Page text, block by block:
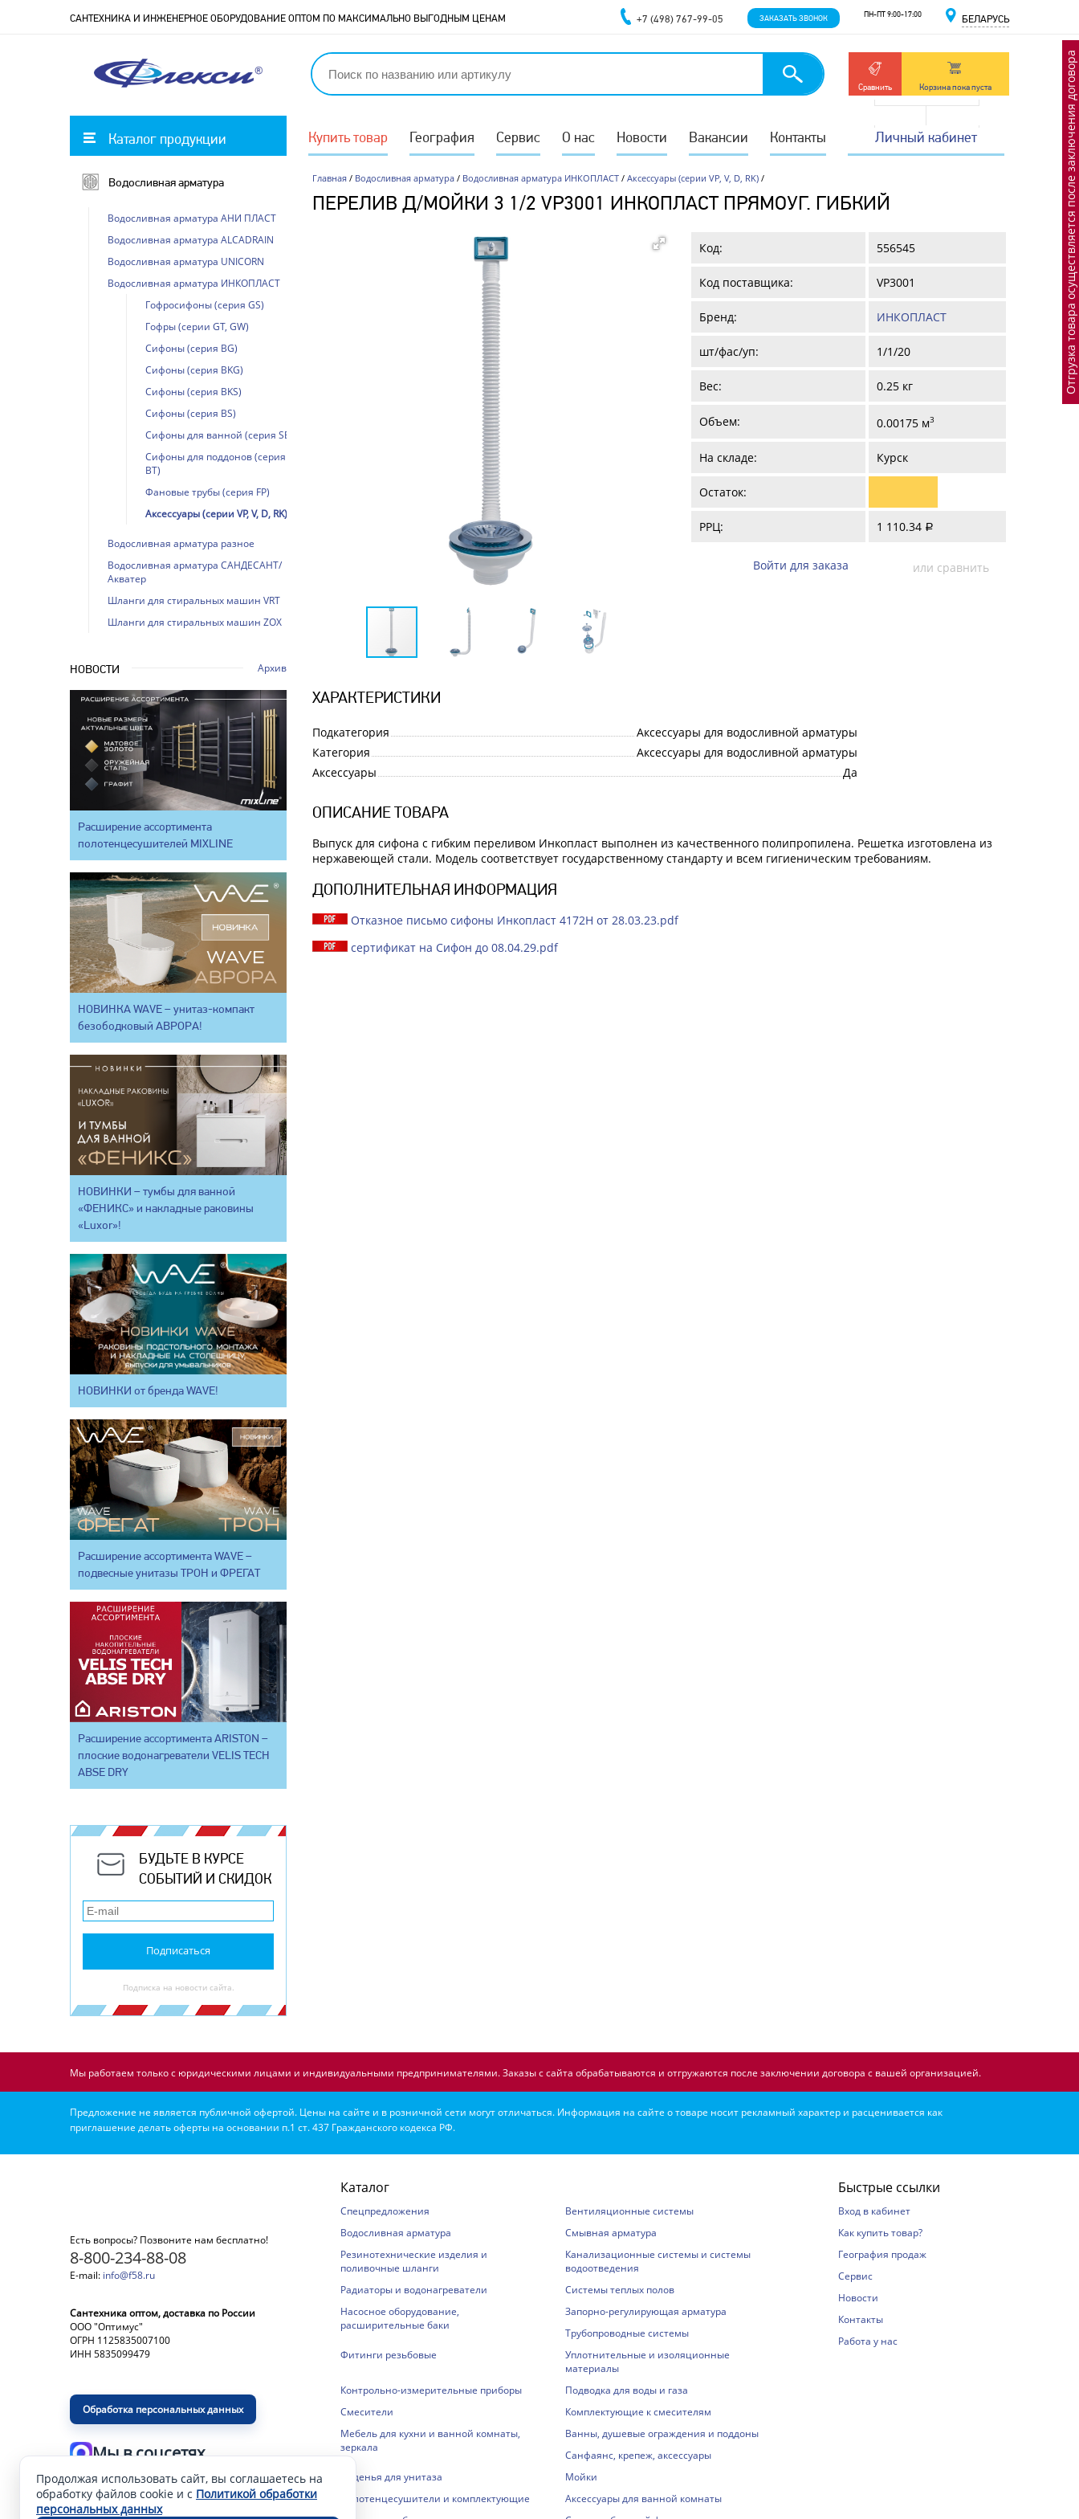
Каталог продукции Купить товар География Сервис О нас Новости Вакансии Контакты Личный кабинет
САНТЕХНИКА И ИНЖЕНЕРНОЕ ОБОРУДОВАНИЕ ОПТОМ ПО МАКСИМАЛЬНО ВЫГОДНЫМ ЦЕНАМ +7 (498) 767-99-05 ЗАКАЗАТЬ ЗВОНОК ПН-ПТ 9:00-17:00 БЕЛАРУСЬ
Сравнить Корзина пока пуста
Главная / Водосливная арматура / Водосливная арматура ИНКОПЛАСТ / Аксессуары (серии VP, V, D, RK) /
ПЕРЕЛИВ Д/МОЙКИ 3 1/2 VP3001 ИНКОПЛАСТ ПРЯМОУГ. ГИБКИЙ
Код: 556545
Код поставщика: VP3001
Бренд: ИНКОПЛАСТ
шт/фас/уп: 1/1/20
Вес: 0.25 кг
Объем: 0.00175 м3
На складе: Курск
Остаток:
РРЦ: 1 110.34 a
Войти для заказа или сравнить
ХАРАКТЕРИСТИКИ
Подкатегория
Аксессуары для водосливной арматуры
Категория
Аксессуары для водосливной арматуры
Аксессуары
Да
ОПИСАНИЕ ТОВАРА
Выпуск для сифона с гибким переливом Инкопласт выполнен из качественного полипропилена. Решетка изготовлена из
нержавеющей стали. Модель соответствует государственному стандарту и всем гигиеническим требованиям.
ДОПОЛНИТЕЛЬНАЯ ИНФОРМАЦИЯ
Отказное письмо сифоны Инкопласт 4172Н от 28.03.23.pdf
сертификат на Сифон до 08.04.29.pdf
Водосливная арматура
Водосливная арматура АНИ ПЛАСТ
Водосливная арматура ALCADRAIN
Водосливная арматура UNICORN
Водосливная арматура ИНКОПЛАСТ
Гофросифоны (серия GS)
Гофры (серии GT, GW)
Сифоны (серия BG)
Сифоны (серия BKG)
Сифоны (серия BKS)
Сифоны (серия BS)
Сифоны для ванной (серия SB)
Сифоны для поддонов (серия
BT)
Фановые трубы (серия FP)
Аксессуары (серии VP, V, D, RK)
Водосливная арматура разное
Водосливная арматура САНДЕСАНТ/
Акватер
Шланги для стиральных машин VRT
Шланги для стиральных машин ZOX
НОВОСТИ Архив
Расширение ассортимента
полотенцесушителей MIXLINE
НОВИНКА WAVE – унитаз-компакт
безободковый АВРОРА!
НОВИНКИ – тумбы для ванной
«ФЕНИКС» и накладные раковины
«Luxor»!
НОВИНКИ от бренда WAVE!
Расширение ассортимента WAVE –
подвесные унитазы ТРОН и ФРЕГАТ
Расширение ассортимента ARISTON –
плоские водонагреватели VELIS TECH
ABSE DRY
БУДЬТЕ В КУРСЕ
СОБЫТИЙ И СКИДОК
Подписаться
Подписка на новости сайта.
Мы работаем только с юридическими лицами и индивидуальными предпринимателями. Заказы с сайта обрабатываются и отгружаются после заключении договора с вашей организацией.
Предложение не является публичной офертой. Цены на сайте и в розничной сети могут отличаться. Информация на сайте о товаре носит рекламный характер и расценивается как
приглашение делать оферты на основании п.1 ст. 437 Гражданского кодекса РФ.
Есть вопросы? Позвоните нам бесплатно!
8-800-234-88-08
E-mail: info@f58.ru
Сантехника оптом, доставка по России
ООО "Оптимус"
ОГРН 1125835007100
ИНН 5835099479
Обработка персональных данных
Мы в соцсетях
Разработка и продвижение сайта—
Каталог
Спецпредложения
Вентиляционные системы
Водосливная арматура
Смывная арматура
Резинотехнические изделия и
поливочные шланги
Канализационные системы и системы
водоотведения
Радиаторы и водонагреватели
Системы теплых полов
Насосное оборудование,
расширительные баки
Запорно-регулирующая арматура
Трубопроводные системы
Фитинги резьбовые
Уплотнительные и изоляционные
материалы
Контрольно-измерительные приборы
Подводка для воды и газа
Смесители
Комплектующие к смесителям
Мебель для кухни и ванной комнаты,
зеркала
Ванны, душевые ограждения и поддоны
Санфаянс, крепеж, аксессуары
Сиденья для унитаза
Мойки
Полотенцесушители и комплектующие
Аксессуары для ванной комнаты
Быстрые ссылки
Вход в кабинет
Как купить товар?
География продаж
Сервис
Новости
Контакты
Работа у нас
Отгрузка товара осуществляется после заключения договора
Продолжая использовать сайт, вы соглашаетесь на
обработку файлов cookie и с Политикой обработки
персональных данных